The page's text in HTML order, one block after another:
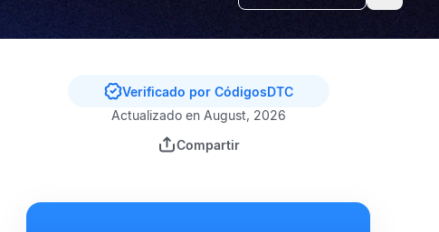
Verificado por CódigosDTC
Actualizado en August, 2026
Compartir